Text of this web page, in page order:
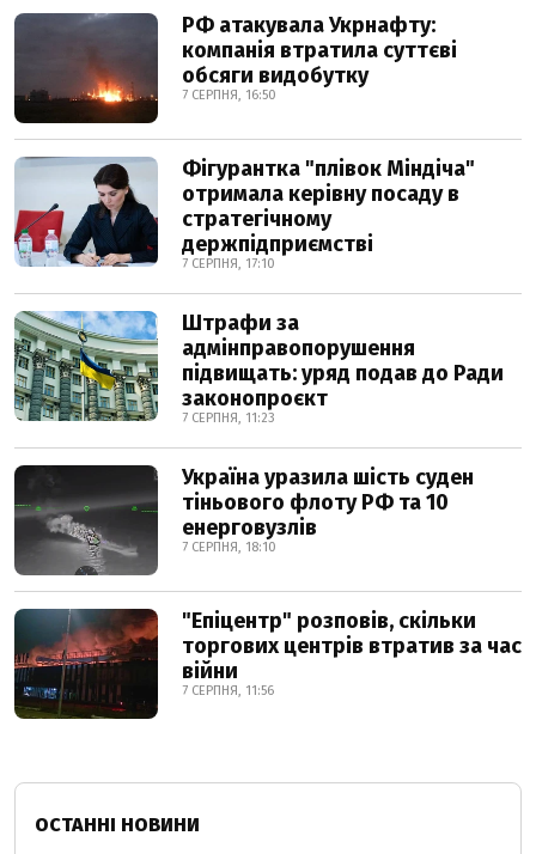
РФ атакувала Укрнафту:
компанія втратила суттєві
обсяги видобутку
7 СЕРПНЯ, 16:50
Фігурантка "плівок Міндіча"
отримала керівну посаду в
стратегічному
держпідприємстві
7 СЕРПНЯ, 17:10
Штрафи за
адмінправопорушення
підвищать: уряд подав до Ради
законопроєкт
7 СЕРПНЯ, 11:23
Україна уразила шість суден
тіньового флоту РФ та 10
енерговузлів
7 СЕРПНЯ, 18:10
"Епіцентр" розповів, скільки
торгових центрів втратив за час
війни
7 СЕРПНЯ, 11:56
ОСТАННІ НОВИНИ